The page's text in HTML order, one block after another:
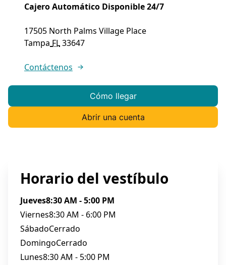
Cajero Automático Disponible 24/7
17505 North Palms Village Place
Tampa FL33647
Contáctenos
Cómo llegar
Abrir una cuenta
Horario del vestíbulo
Jueves8:30 AM - 5:00 PM
Viernes8:30 AM - 6:00 PM
SábadoCerrado
DomingoCerrado
Lunes8:30 AM - 5:00 PM